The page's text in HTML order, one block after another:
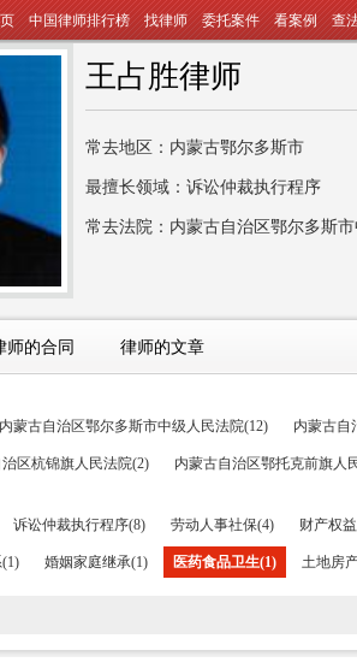
中国律师排行榜 找律师 委托案件 看案例 查
王占胜律师
常去地区：内蒙古鄂尔多斯市
最擅长领域：诉讼仲裁执行程序
常去法院：内蒙古自治区鄂尔多斯
师的合同 律师的文章
内蒙古自治区鄂尔多斯市中级人民法院(12) 内蒙古自
区杭锦旗人民法院(2) 内蒙古自治区鄂托克前旗人
诉讼仲裁执行程序(8) 劳动人事社保(4) 财产权
婚姻家庭继承(1) 医药食品卫生(1) 土地房